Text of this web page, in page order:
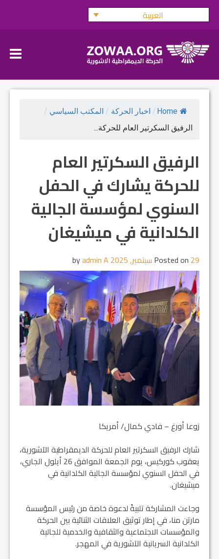
Skip
العربية
Home
/ اخبار الحركة / المكتب السياسي /
الرفيق السكرتير العام للحركة...
الرفيق السكرتير العام
للحركة يشارك في الحفل
السنوي لمؤسسة الجالية
الكلدانية في ميشيغان
Posted on 29 سبتمبر, 2025 admin A
زوعا أورغ – فادي كمال/ أمريكا
شارك الرفيق السكرتير العام للحركة الديمقراطية الآشورية،
يعقوب كوركيس، يوم الجمعة الموافق 26 أيلول الجاري،
في الحفل السنوي لمؤسسة الجالية الكلدانية في
ميشيغان.
وجاءت المشاركة تلبيةً لدعوة خاصة من رئيس المؤسسة
مارتن منا، في إطار توثيق العلاقات الثنائية بين الحركة
والمؤسسات الاجتماعية والثقافية والخدمية للجالية
الكلدانية السريانية الآشورية في المهجر.